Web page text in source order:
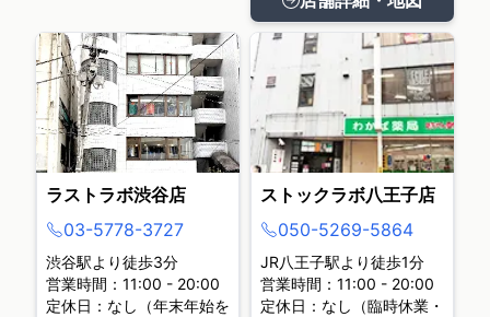
ラストラボ渋谷店
03-5778-3727
渋谷駅より徒歩3分
営業時間：11:00 - 20:00
定休日：なし（年末年始を
ストックラボ八王子店
050-5269-5864
JR八王子駅より徒歩1分
営業時間：11:00 - 20:00
定休日：なし（臨時休業・